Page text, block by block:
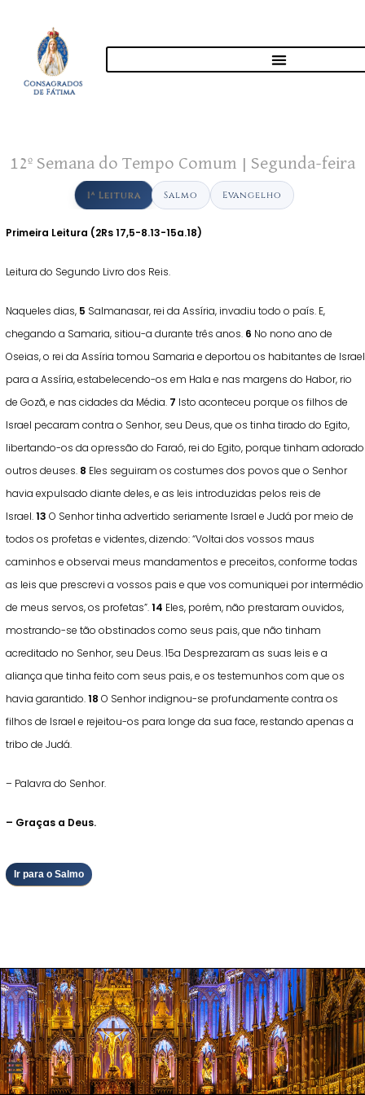
12º Semana do Tempo Comum | Segunda-feira
1ª Leitura Salmo Evangelho
Primeira Leitura (2Rs 17,5-8.13-15a.18)
Leitura do Segundo Livro dos Reis.
Naqueles dias, 5 Salmanasar, rei da Assíria, invadiu todo o país. E,
chegando a Samaria, sitiou-a durante três anos. 6 No nono ano de
Oseias, o rei da Assíria tomou Samaria e deportou os habitantes de Israel
para a Assíria, estabelecendo-os em Hala e nas margens do Habor, rio
de Gozã, e nas cidades da Média. 7 Isto aconteceu porque os filhos de
Israel pecaram contra o Senhor, seu Deus, que os tinha tirado do Egito,
libertando-os da opressão do Faraó, rei do Egito, porque tinham adorado
outros deuses. 8 Eles seguiram os costumes dos povos que o Senhor
havia expulsado diante deles, e as leis introduzidas pelos reis de
Israel.13 O Senhor tinha advertido seriamente Israel e Judá por meio de
todos os profetas e videntes, dizendo: “Voltai dos vossos maus
caminhos e observai meus mandamentos e preceitos, conforme todas
as leis que prescrevi a vossos pais e que vos comuniquei por intermédio
de meus servos, os profetas”.14 Eles, porém, não prestaram ouvidos,
mostrando-se tão obstinados como seus pais, que não tinham
acreditado no Senhor, seu Deus. 15a Desprezaram as suas leis e a
aliança que tinha feito com seus pais, e os testemunhos com que os
havia garantido.18 O Senhor indignou-se profundamente contra os
filhos de Israel e rejeitou-os para longe da sua face, restando apenas a
tribo de Judá.
– Palavra do Senhor.
– Graças a Deus.
Ir para o Salmo